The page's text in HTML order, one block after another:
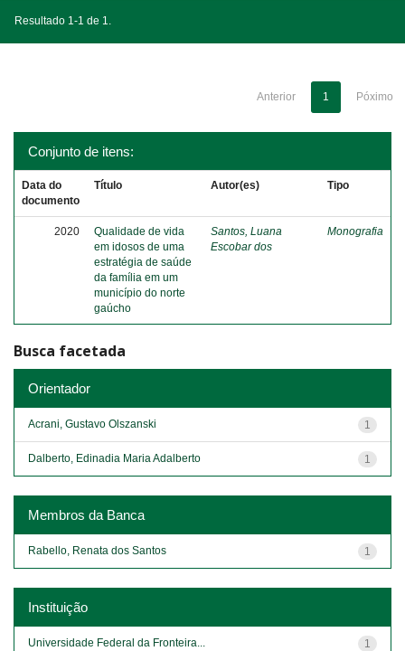
Resultado 1-1 de 1.
Anterior 1 Póximo
Conjunto de itens:
Data do
documento
Título Autor(es) Tipo
2020
Qualidade de vida
em idosos de uma
estratégia de saúde
da família em um
município do norte
gaúcho
Santos, Luana
Escobar dos
Monografia
Busca facetada
Orientador
1
Acrani, Gustavo Olszanski
1
Dalberto, Edinadia Maria Adalberto
Membros da Banca
1
Rabello, Renata dos Santos
Instituição
1
Universidade Federal da Fronteira...